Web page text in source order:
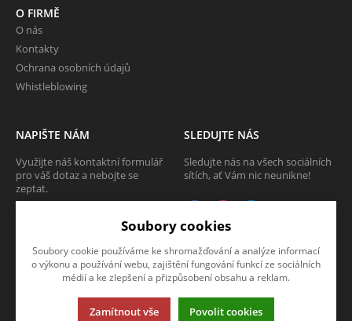
O FIRMĚ
O nás
Kontakty
Ochrana osobních údajů
Whistleblowing
NAPIŠTE NÁM
Využijte náš kontaktní formulář
pro váš dotaz a nebojte se
zeptat.
SLEDUJTE NÁS
Sledujte nás na všech sociálních
sítích, ať Vám nic neunikne!
© 2013-2026 Internetový obchod TECAM PCV a.s.
Soubory cookies
Soubory cookie používáme ke shromažďování a analýze informací
o výkonu a používání webu, zajištění fungování funkcí ze sociálních
médií a ke zlepšení a přizpůsobení obsahu a reklam.
Zamítnout vše Povolit cookies